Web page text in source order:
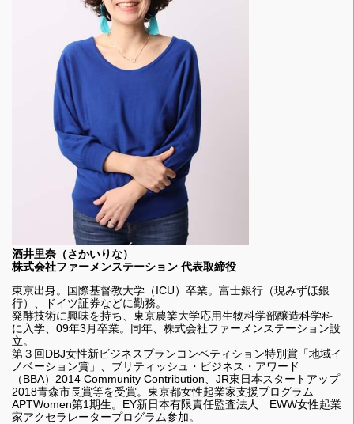
酒井里奈（さかいりな）
株式会社ファーメンステーション 代表取締役
東京出身。国際基督教大学（ICU）卒業。富士銀行（現みずほ銀
行）、ドイツ証券などに勤務。
発酵技術に興味を持ち、東京農業大学応用生物科学部醸造科学科
に入学、09年3月卒業。同年、株式会社ファーメンステーション設
立。
第３回DBJ女性新ビジネスプランコンペティション特別賞「地域イ
ノベーション賞」、ブリティッシュ・ビジネス・アワード
（BBA）2014 Community Contribution、JR東日本スタートアップ
2018青森市長賞等を受賞。東京都女性起業家支援プログラム
APTWomen第1期生。EY新日本有限責任監査法人 EWW女性起業
家アクセラレータープログラム参加。